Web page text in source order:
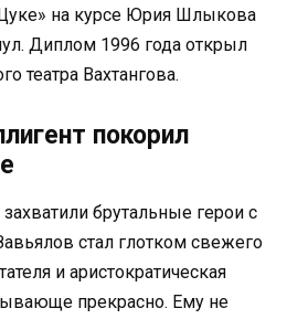
на курсе Юрия Шлыкова
Диплом 1996 года открыл
театра Вахтангова.
покорил
брутальные герои с
стал глотком свежего
и аристократическая
прекрасно. Ему не